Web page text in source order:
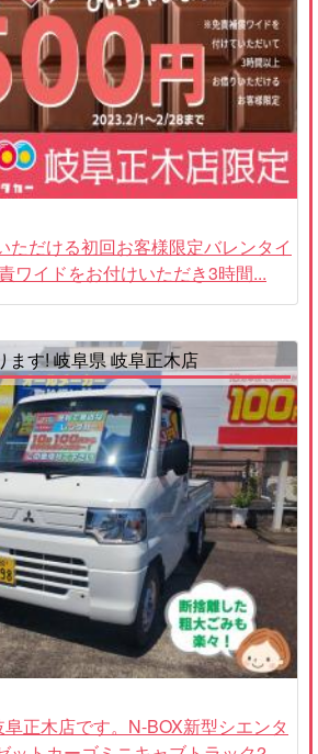
ただける初回お客様限定バレンタイ
ワイドをお付けいただき3時間...
ます! 岐阜県 岐阜正木店
正木店です。N-BOX新型シエンタ